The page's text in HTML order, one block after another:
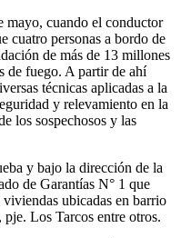
mayo, cuando el conductor
cuatro personas a bordo de
de más de 13 millones
de fuego. A partir de ahí
técnicas aplicadas a la
y relevamiento en la
los sospechosos y las
y bajo la dirección de la
de Garantías N° 1 que
ubicadas en barrio
Los Tarcos entre otros.